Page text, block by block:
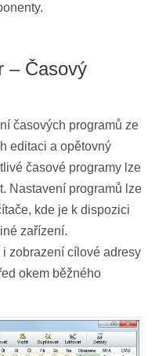
– Časový
časových programů ze
editaci a opětovný
časové programy lze
Nastavení programů lze
kde je k dispozici
zařízení.
zobrazení cílové adresy
okem běžného